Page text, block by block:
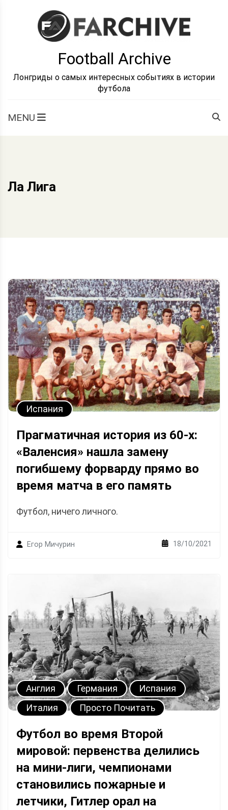
Football Archive
Лонгриды о самых интересных событиях в истории
футбола
MENU
Ла Лига
Испания
Прагматичная история из 60-х:
«Валенсия» нашла замену
погибшему форварду прямо во
время матча в его память
Футбол, ничего личного.
Егор Мичурин 18/10/2021
Англия Германия
Испания
Италия
Просто Почитать
Футбол во время Второй
мировой: первенства делились
на мини-лиги, чемпионами
становились пожарные и
летчики, Гитлер орал на